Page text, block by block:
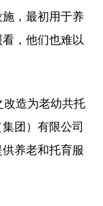
，最初用于养
，他们也难以
改造为老幼共托
团）有限公司
养老和托育服